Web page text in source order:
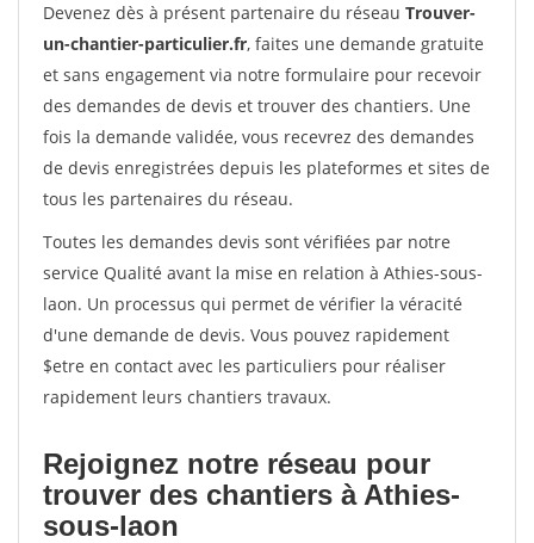
Devenez dès à présent partenaire du réseau Trouver-
un-chantier-particulier.fr, faites une demande gratuite
et sans engagement via notre formulaire pour recevoir
des demandes de devis et trouver des chantiers. Une
fois la demande validée, vous recevrez des demandes
de devis enregistrées depuis les plateformes et sites de
tous les partenaires du réseau.
Toutes les demandes devis sont vérifiées par notre
service Qualité avant la mise en relation à Athies-sous-
laon. Un processus qui permet de vérifier la véracité
d'une demande de devis. Vous pouvez rapidement
$etre en contact avec les particuliers pour réaliser
rapidement leurs chantiers travaux.
Rejoignez notre réseau pour
trouver des chantiers à Athies-
sous-laon